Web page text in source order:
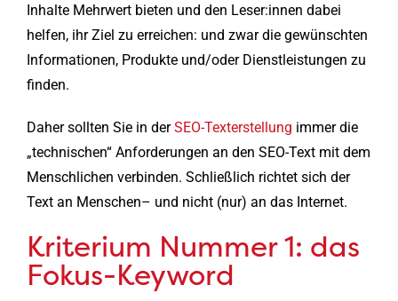
Inhalte Mehrwert bieten und den Leser:innen dabei
helfen, ihr Ziel zu erreichen: und zwar die gewünschten
Informationen, Produkte und/oder Dienstleistungen zu
finden.
Daher sollten Sie in derSEO-Texterstellung immer die
„technischen“ Anforderungen an den SEO-Text mit dem
Menschlichen verbinden. Schließlich richtet sich der
Text an Menschen– und nicht (nur) an das Internet.
Kriterium Nummer 1: das
Fokus-Keyword